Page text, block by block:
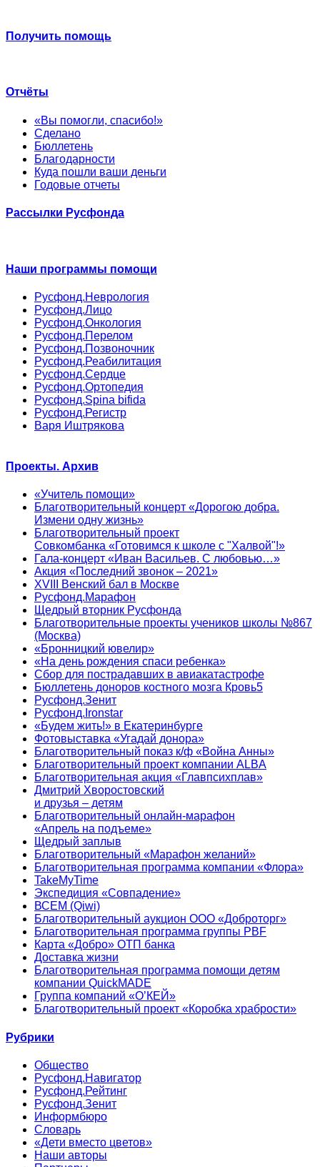
Получить помощь
Отчёты
«Вы помогли, спасибо!»
Сделано
Бюллетень
Благодарности
Куда пошли ваши деньги
Годовые отчеты
Рассылки Русфонда
Наши программы помощи
Русфонд.Неврология
Русфонд.Лицо
Русфонд.Онкология
Русфонд.Перелом
Русфонд.Позвоночник
Русфонд.Реабилитация
Русфонд.Сердце
Русфонд.Ортопедия
Русфонд.Spina bifida
Русфонд.Регистр
Варя Иштрякова
Проекты. Архив
«Учитель помощи»
Благотворительный концерт «Дорогою добра.
Измени одну жизнь»
Благотворительный проект
Совкомбанка «Готовимся к школе с "Халвой"!»
Гала-концерт «Иван Васильев. С любовью…»
Акция «Последний звонок – 2021»
XVIII Венский бал в Москве
Русфонд.Марафон
Щедрый вторник Русфонда
Благотворительные проекты учеников школы №867
(Москва)
«Бронницкий ювелир»
«На день рождения спаси ребенка»
Сбор для пострадавших в авиакатастрофе
Бюллетень доноров костного мозга Кровь5
Русфонд.Зенит
Русфонд.Ironstar
«Будем жить!» в Екатеринбурге
Фотовыставка «Угадай донора»
Благотворительный показ к/ф «Война Анны»
Благотворительный проект компании ALBA
Благотворительная акция «Главпсихплав»
Дмитрий Хворостовский
и друзья – детям
Благотворительный онлайн‑марафон
«Апрель на подъеме»
Щедрый заплыв
Благотворительный «Марафон желаний»
Благотворительная программа компании «Флора»
TakeMyTime
Экспедиция «Совпадение»
ВСЕМ (Qiwi)
Благотворительный аукцион ООО «Доброторг»
Благотворительная программа группы PBF
Карта «Добро» ОТП банка
Доставка жизни
Благотворительная программа помощи детям
компании QuickMADE
Группа компаний «О’КЕЙ»
Благотворительный проект «Коробка храбрости»
Рубрики
Общество
Русфонд.Навигатор
Русфонд.Рейтинг
Русфонд.Зенит
Информбюро
Словарь
«Дети вместо цветов»
Наши авторы